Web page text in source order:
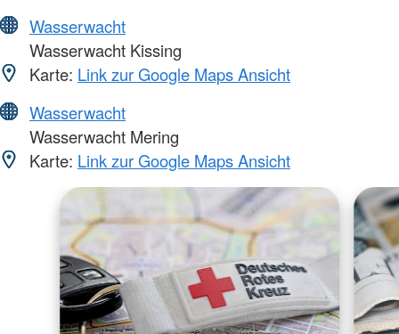
Wasserwacht
Wasserwacht Kissing
Karte: Link zur Google Maps Ansicht
Wasserwacht
Wasserwacht Mering
Karte: Link zur Google Maps Ansicht